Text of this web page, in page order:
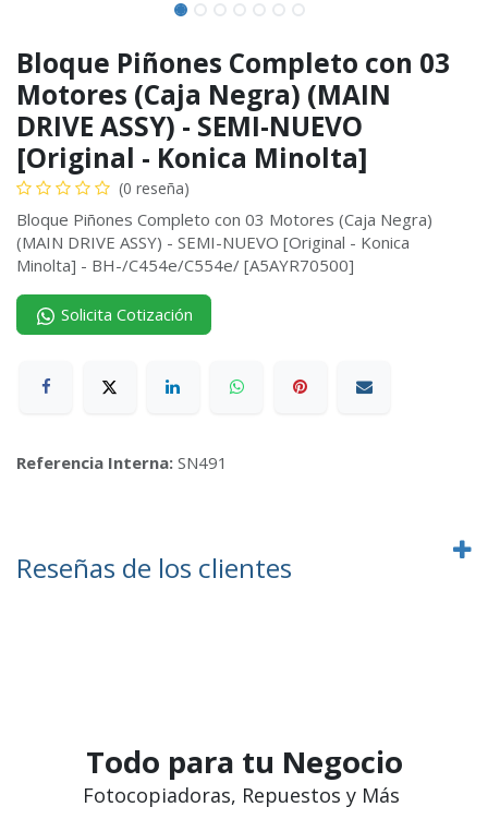
Bloque Piñones Completo con 03
Motores (Caja Negra) (MAIN
DRIVE ASSY) - SEMI-NUEVO
[Original - Konica Minolta]
(0 reseña)
Bloque Piñones Completo con 03 Motores (Caja Negra)
(MAIN DRIVE ASSY) - SEMI-NUEVO [Original - Konica
Minolta] - BH-/C454e/C554e/ [A5AYR70500]
Solicita Cotización
Referencia Interna: SN491
Reseñas de los clientes
Todo para tu Negocio
Fotocopiadoras, Repuestos y Más